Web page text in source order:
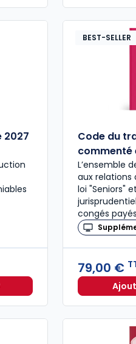
2027
civile 2027 annoté.
BEST-SELLER
Code du
commenté
L’ensemble
aux relations
loi "Seniors"
congés
79,00 €